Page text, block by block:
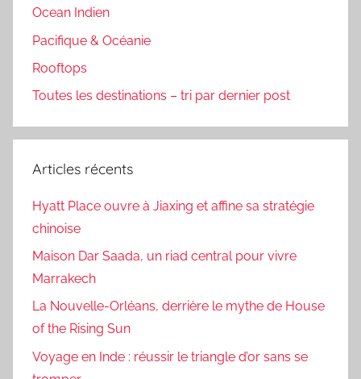
Ocean Indien
Pacifique & Océanie
Rooftops
Toutes les destinations – tri par dernier post
Articles récents
Hyatt Place ouvre à Jiaxing et affine sa stratégie
chinoise
Maison Dar Saada, un riad central pour vivre
Marrakech
La Nouvelle-Orléans, derrière le mythe de House
of the Rising Sun
Voyage en Inde : réussir le triangle d’or sans se